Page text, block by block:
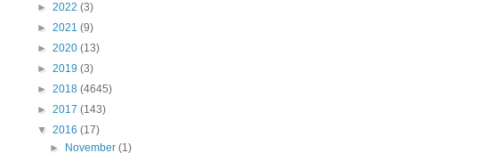
► 2022 (3)
► 2021 (9)
► 2020 (13)
► 2019 (3)
► 2018 (4645)
► 2017 (143)
▼ 2016 (17)
►
November(1)